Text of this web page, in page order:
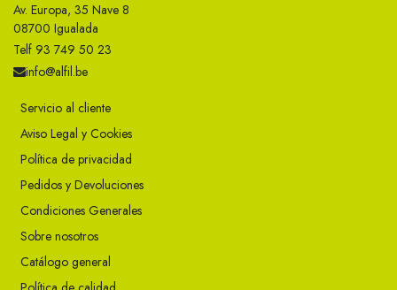
Av. Europa, 35 Nave 8
08700 Igualada
Telf 93 749 50 23
info@alfil.be
Servicio al cliente
Aviso Legal y Cookies
Política de privacidad
Pedidos y Devoluciones
Condiciones Generales
Sobre nosotros
Catálogo general